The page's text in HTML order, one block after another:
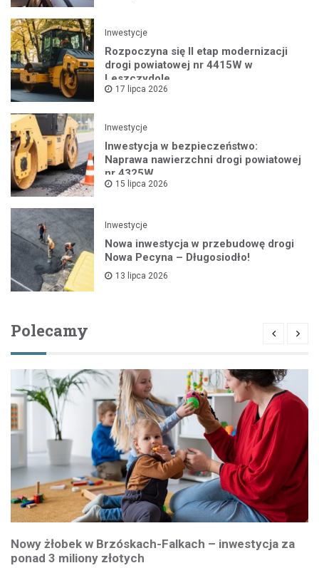
Inwestycje
Rozpoczyna się II etap modernizacji
drogi powiatowej nr 4415W w
Leszczydole
17 lipca 2026
Inwestycje
Inwestycja w bezpieczeństwo:
Naprawa nawierzchni drogi powiatowej
nr 4325W
15 lipca 2026
Inwestycje
Nowa inwestycja w przebudowę drogi
Nowa Pecyna – Długosiodło!
13 lipca 2026
Polecamy
Nowy żłobek w Brzóskach-Falkach – inwestycja za
ponad 3 miliony złotych